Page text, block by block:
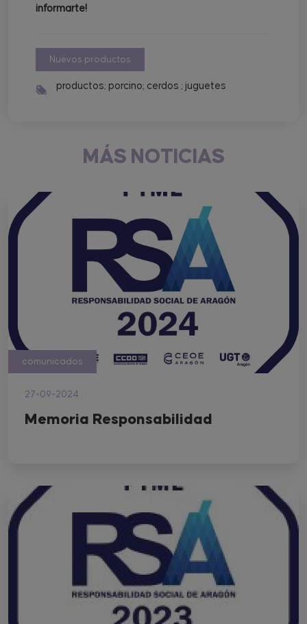
informarte!
Nuevos productos
productos; porcino; cerdos ; juguetes
MÁS NOTICIAS
comunicados
27-09-2024
Memoria Responsabilidad